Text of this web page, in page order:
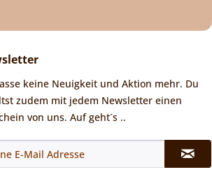
keine Neuigkeit und Aktion mehr. Du
zudem mit jedem Newsletter einen
von uns. Auf geht´s ..